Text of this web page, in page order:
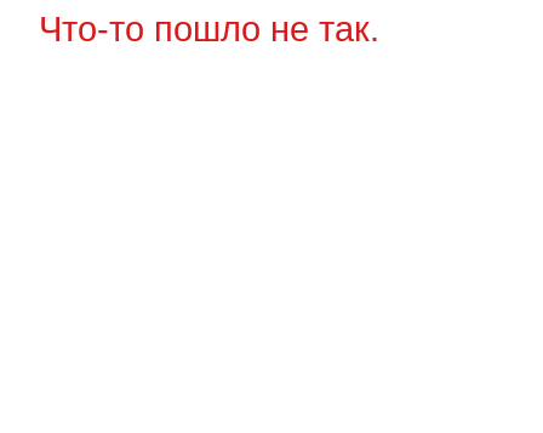
Что-то пошло не так.